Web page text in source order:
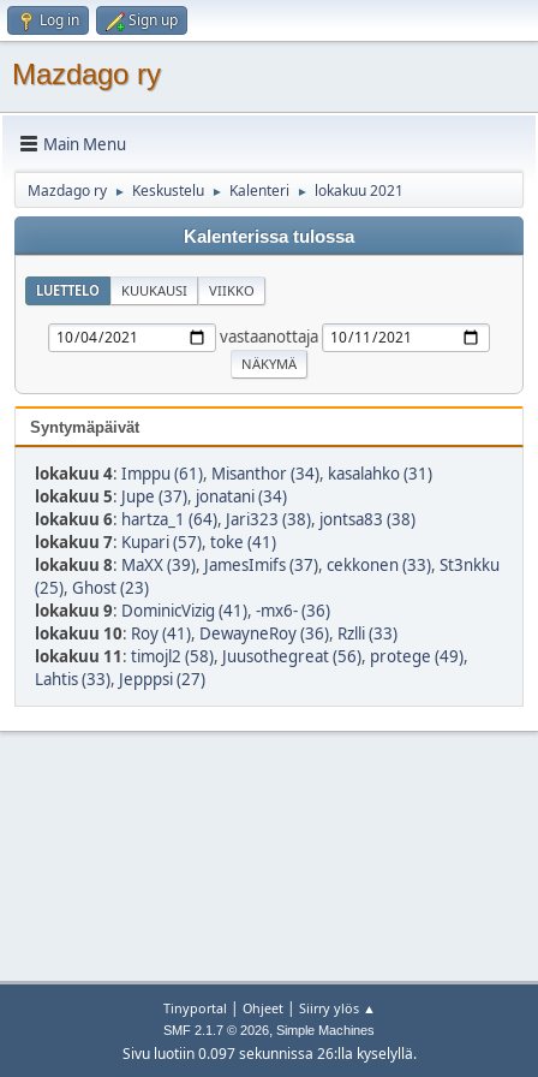
Log in Sign up
Mazdago ry
Main Menu
Mazdago ry ► Keskustelu ► Kalenteri ► lokakuu 2021
Kalenterissa tulossa
LUETTELO KUUKAUSI VIIKKO
vastaanottaja
Syntymäpäivät
lokakuu 4: Imppu (61), Misanthor (34), kasalahko (31)
lokakuu 5: Jupe (37), jonatani (34)
lokakuu 6: hartza_1 (64), Jari323 (38), jontsa83 (38)
lokakuu 7: Kupari (57), toke (41)
lokakuu 8: MaXX (39), JamesImifs (37), cekkonen (33), St3nkku
(25), Ghost (23)
lokakuu 9: DominicVizig (41), -mx6- (36)
lokakuu 10: Roy (41), DewayneRoy (36), Rzlli (33)
lokakuu 11: timojl2 (58), Juusothegreat (56), protege (49),
Lahtis (33), Jepppsi (27)
Tinyportal | Ohjeet| Siirry ylös ▲
SMF 2.1.7 © 2026, Simple Machines
Sivu luotiin 0.097 sekunnissa 26:lla kyselyllä.